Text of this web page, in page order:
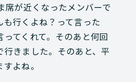
席が近くなったメンバーで
行くよね？って言った
てくれて。そのあと何回
きました。そのあと、平
よね。